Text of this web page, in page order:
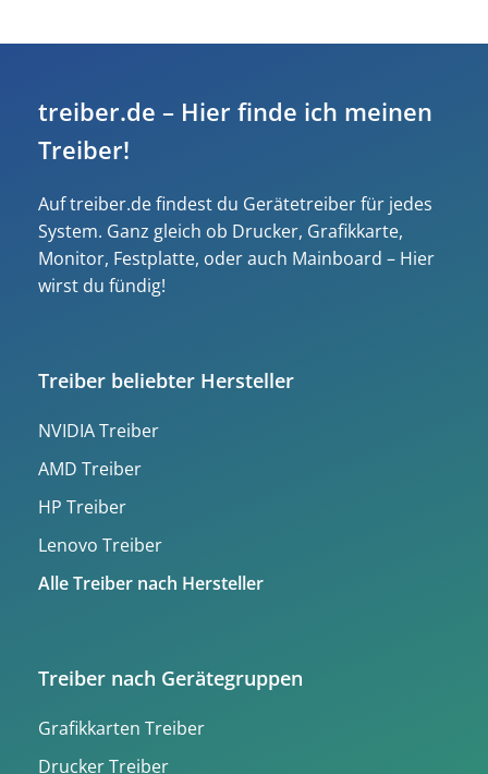
treiber.de – Hier finde ich meinen
Treiber!
Auf treiber.de findest du Gerätetreiber für jedes
System. Ganz gleich ob Drucker, Grafikkarte,
Monitor, Festplatte, oder auch Mainboard – Hier
wirst du fündig!
Treiber beliebter Hersteller
NVIDIA Treiber
AMD Treiber
HP Treiber
Lenovo Treiber
Alle Treiber nach Hersteller
Treiber nach Gerätegruppen
Grafikkarten Treiber
Drucker Treiber